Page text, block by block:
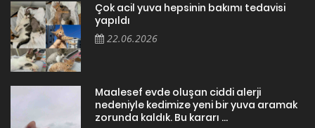
Çok acil yuva hepsinin bakımı tedavisi
yapıldı
22.06.2026
Maalesef evde oluşan ciddi alerji
nedeniyle kedimize yeni bir yuva aramak
zorunda kaldık. Bu kararı ...